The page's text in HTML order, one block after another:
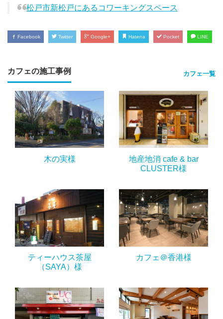
松戸市新松戸にあるコワーキングスペース
Facebook Twitter Google+ Hatena Pocket LINE
カフェの施工事例 カフェ一覧
木の実様
地産地消 cafe & bar
CLUSTER様
ティーハウス茶屋
（SAYA）様
カフェ＠香港様